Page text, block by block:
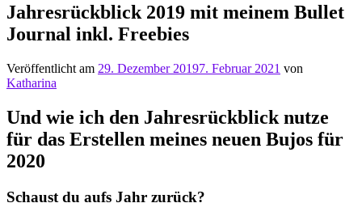
Jahresrückblick 2019 mit meinem Bullet
Journal inkl. Freebies
Veröffentlicht am 29. Dezember 20197. Februar 2021 von
Katharina
Und wie ich den Jahresrückblick nutze
für das Erstellen meines neuen Bujos für
2020
Schaust du aufs Jahr zurück?